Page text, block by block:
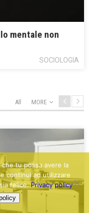
mentale non
SOCIOLOGIA
All MORE
tu possa avere la
continui ad utilizzare
felice.Privacy policy